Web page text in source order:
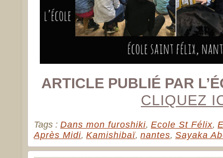
ARTICLE PUBLIÉ PAR
CLIQUEZ
Tags : Dans mon furoshiki, Ecole St Félix,
Après Midi, Kamishibaï, nantes, Sayaka